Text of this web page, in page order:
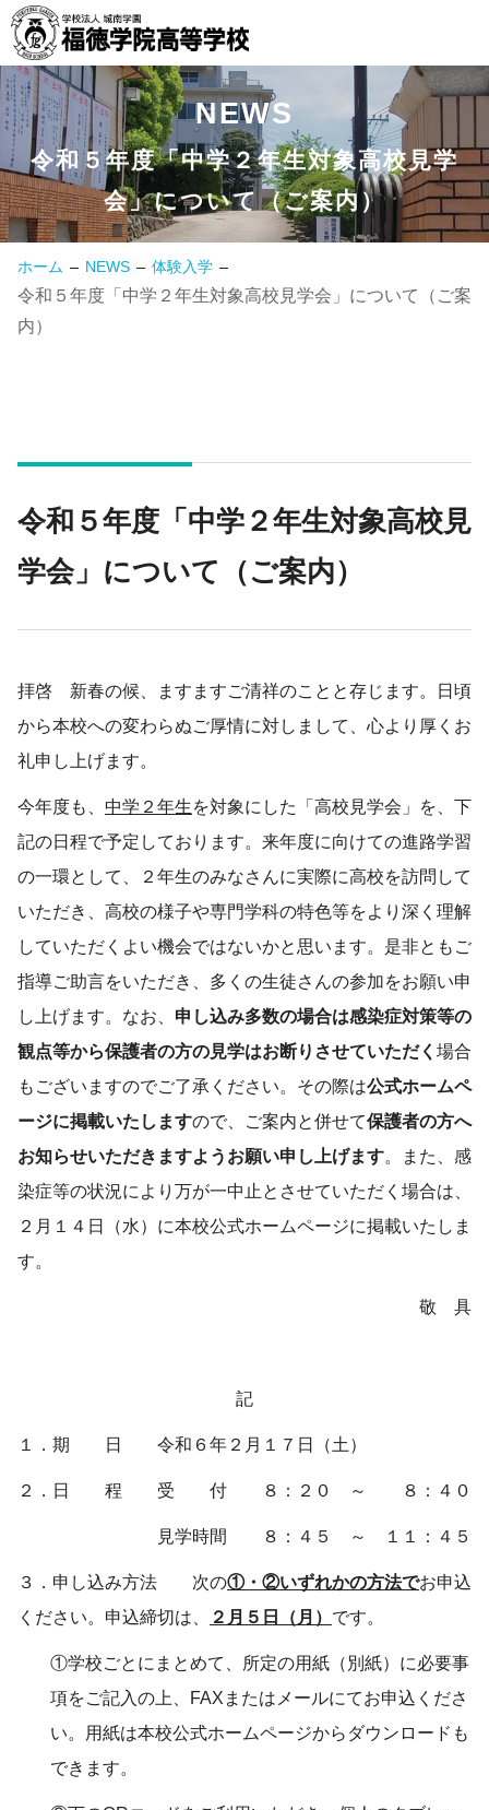
NEWS
令和５年度「中学２年生対象高校見学
会」について（ご案内）
NEWS
ホーム NEWS 体験入学
令和５年度「中学２年生対象高校見学会」について（ご案
内）
令和５年度「中学２年生対象高校見
学会」について（ご案内）
拝啓 新春の候、ますますご清祥のことと存じます。日頃
から本校への変わらぬご厚情に対しまして、心より厚くお
礼申し上げます。
今年度も、 中学２年生を対象にした「高校見学会」を、下
記の日程で予定しております。来年度に向けての進路学習
の一環として、２年生のみなさんに実際に高校を訪問して
いただき、高校の様子や専門学科の特色等をより深く理解
していただくよい機会ではないかと思います。是非ともご
指導ご助言をいただき、多くの生徒さんの参加をお願い申
し上げます。なお、 申し込み多数の場合は感染症対策等の
観点等から保護者の方の見学はお断りさせていただく 場合
もございますのでご了承ください。その際は公式ホームペ
ージに掲載いたしますので、ご案内と併せて保護者の方へ
お知らせいただきますようお願い申し上げます。また、感
染症等の状況により万が一中止とさせていただく場合は、
２月１４日（水）に本校公式ホームページに掲載いたしま
す。
敬 具
記
１．期 日 令和６年２月１７日（土）
２．日 程 受 付 ８：２０ ～ ８：４０
見学時間 ８：４５ ～ １１：４５
３．申し込み方法 次の①・②いずれかの方法でお申込
ください。申込締切は、
２月５日（月） です。
①学校ごとにまとめて、所定の用紙（別紙）に必要事
項をご記入の上、FAXまたはメールにてお申込くださ
い。用紙は本校公式ホームページからダウンロードも
できます。